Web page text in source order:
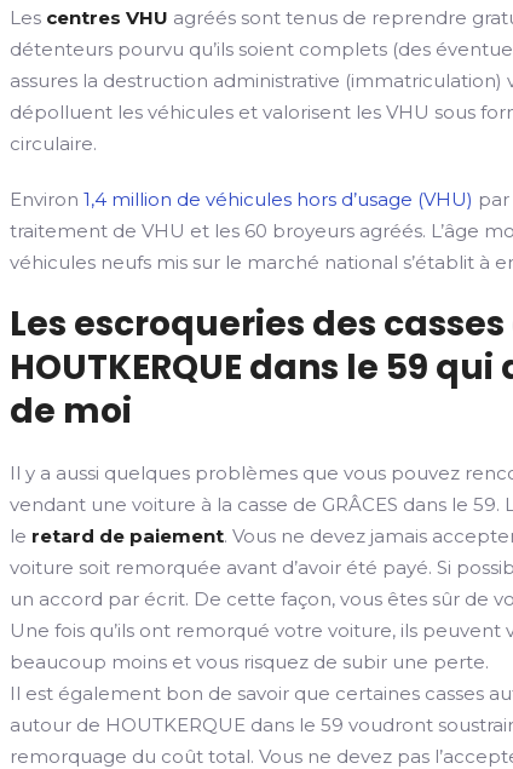
Les centres VHU agréés sont tenus de reprendre
détenteurs pourvu qu’ils soient complets (des
assures la destruction administrative (immatriculation)
dépolluent les véhicules et valorisent les VHU sous
circulaire.
Environ1,4 million de véhicules hors d’usage (VHU) par
traitement de VHU et les 60 broyeurs agréés. L’âge
véhicules neufs mis sur le marché national s’établit à
Les escroqueries des
HOUTKERQUE dans le 59
de moi
Il y a aussi quelques problèmes que vous pouvez
vendant une voiture à la casse de GRÂCES dans le 59.
le retard de paiement. Vous ne devez jamais
voiture soit remorquée avant d’avoir été payé. Si
un accord par écrit. De cette façon, vous êtes sûr de
Une fois qu’ils ont remorqué votre voiture, ils peuvent
beaucoup moins et vous risquez de subir une perte.
Il est également bon de savoir que certaines casses
autour de HOUTKERQUE dans le 59 voudront
remorquage du coût total. Vous ne devez pas